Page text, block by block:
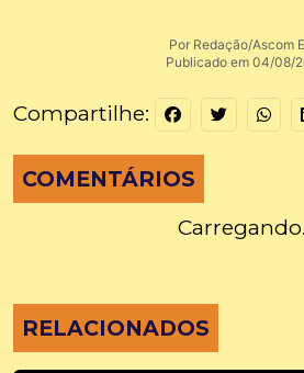
Por Redação/Ascom
Publicado em 04/08/
Compartilhe:
COMENTÁRIOS
RELACIONADOS